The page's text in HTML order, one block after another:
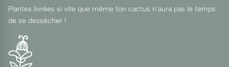
Plantes livrées si vite que même ton cactus n’aura pas le temps
de se dessécher !